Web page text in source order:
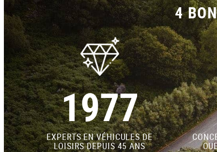
4
1977
EXPERTS EN VÉHICULES DE
LOISIRS DEPUIS 45 ANS